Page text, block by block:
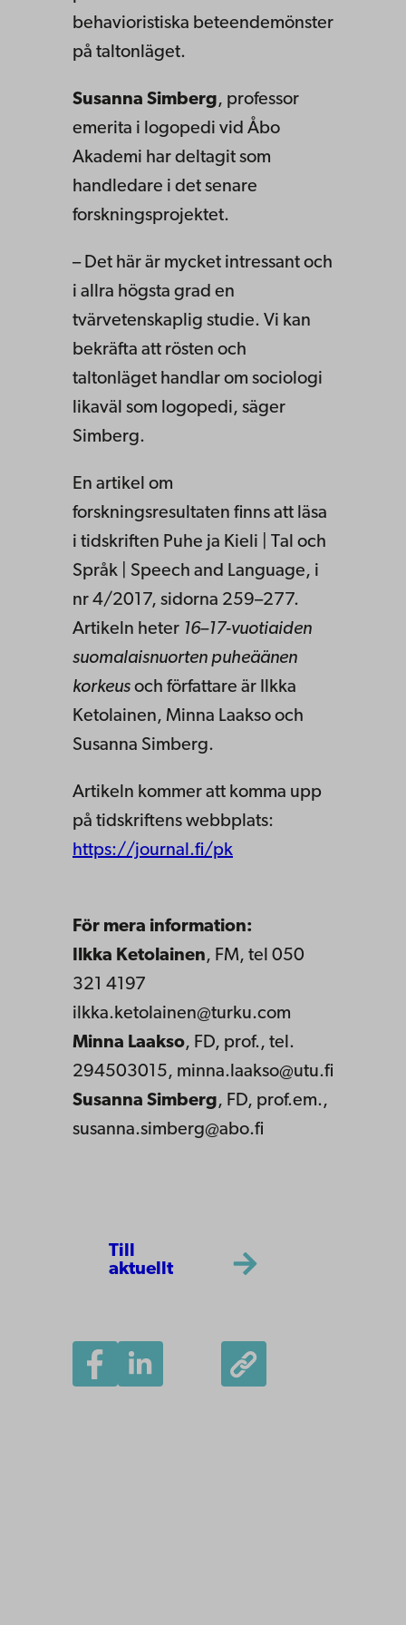
behavioristiska beteendemönster
på taltonläget.
Susanna Simberg, professor
emerita i logopedi vid Åbo
Akademi har deltagit som
handledare i det senare
forskningsprojektet.
– Det här är mycket intressant och
i allra högsta grad en
tvärvetenskaplig studie. Vi kan
bekräfta att rösten och
taltonläget handlar om sociologi
likaväl som logopedi, säger
Simberg.
En artikel om
forskningsresultaten finns att läsa
i tidskriften Puhe ja Kieli | Tal och
Språk | Speech and Language, i
nr 4/2017, sidorna 259–277.
Artikeln heter 16–17-vuotiaiden
suomalaisnuorten puheäänen
korkeus och författare är Ilkka
Ketolainen, Minna Laakso och
Susanna Simberg.
Artikeln kommer att komma upp
på tidskriftens webbplats:
https://journal.fi/pk
För mera information:
Ilkka Ketolainen, FM, tel 050
321 4197
ilkka.ketolainen@turku.com
Minna Laakso, FD, prof., tel.
294503015, minna.laakso@utu.fi
Susanna Simberg, FD, prof.em.,
susanna.simberg@abo.fi
Till
aktuellt